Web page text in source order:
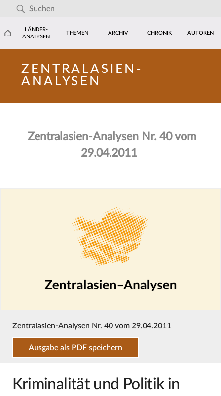
LÄNDER-
ANALYSEN
THEMEN ARCHIV CHRONIK AUTOREN
ZENTRALASIEN-
ANALYSEN
Zentralasien-Analysen Nr. 40 vom
29.04.2011
Zentralasien-Analysen Nr. 40 vom 29.04.2011
Ausgabe als PDF speichern
Kriminalität und Politik in